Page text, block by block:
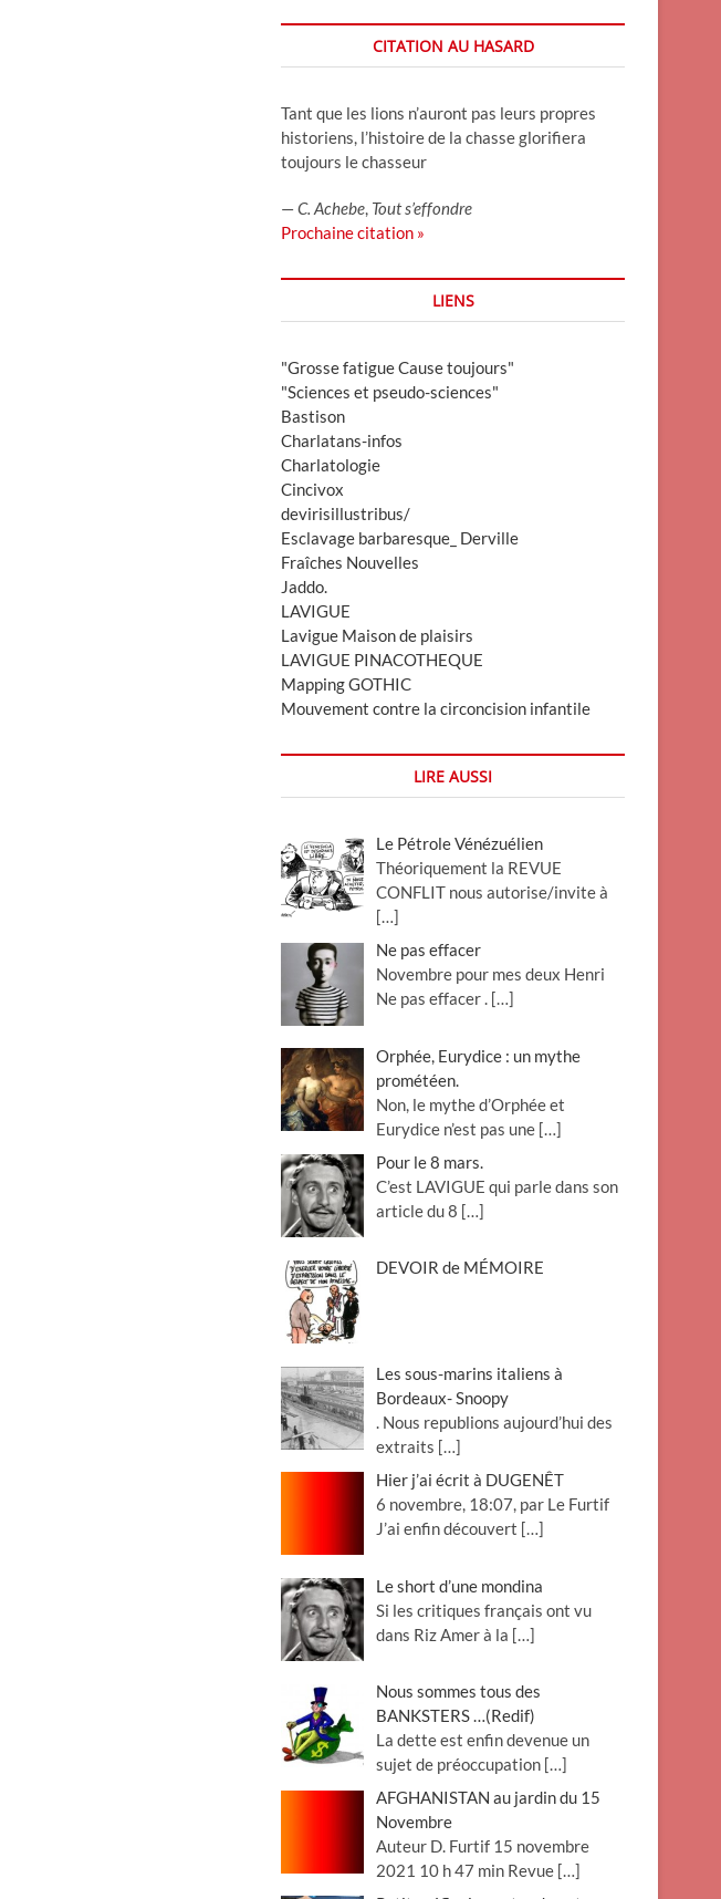
CITATION AU HASARD
Tant que les lions n’auront pas leurs propres
historiens, l’histoire de la chasse glorifiera
toujours le chasseur
—C. Achebe, Tout s’effondre
Prochaine citation »
LIENS
"Grosse fatigue Cause toujours"
"Sciences et pseudo-sciences"
Bastison
Charlatans-infos
Charlatologie
Cincivox
devirisillustribus/
Esclavage barbaresque_ Derville
Fraîches Nouvelles
Jaddo.
LAVIGUE
Lavigue Maison de plaisirs
LAVIGUE PINACOTHEQUE
Mapping GOTHIC
Mouvement contre la circoncision infantile
LIRE AUSSI
Le Pétrole Vénézuélien
Théoriquement la REVUE
CONFLIT nous autorise/invite à
[…]
Ne pas effacer
Novembre pour mes deux Henri
Ne pas effacer . […]
Orphée, Eurydice : un mythe
prométéen.
Non, le mythe d’Orphée et
Eurydice n’est pas une […]
Pour le 8 mars.
C’est LAVIGUE qui parle dans son
article du 8 […]
DEVOIR de MÉMOIRE
Les sous-marins italiens à
Bordeaux- Snoopy
. Nous republions aujourd’hui des
extraits […]
Hier j’ai écrit à DUGENÊT
6 novembre, 18:07, par Le Furtif
J’ai enfin découvert […]
Le short d’une mondina
Si les critiques français ont vu
dans Riz Amer à la […]
Nous sommes tous des
BANKSTERS …(Redif)
La dette est enfin devenue un
sujet de préoccupation […]
AFGHANISTAN au jardin du 15
Novembre
Auteur D. Furtif 15 novembre
2021 10 h 47 min Revue […]